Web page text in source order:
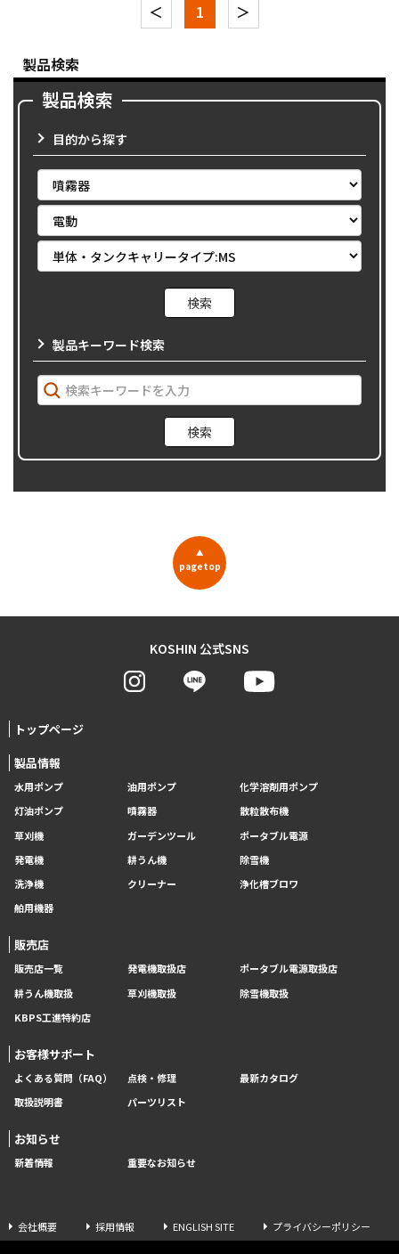
＜ 1 ＞
製品検索
製品検索
目的から探す
製品キーワード検索
▲
pagetop
KOSHIN 公式SNS
トップページ
製品情報
水用ポンプ 油用ポンプ
化学溶剤用ポンプ
灯油ポンプ
噴霧器
散粒散布機
草刈機
ガーデンツール
ポータブル電源
発電機
耕うん機
除雪機
洗浄機
クリーナー
浄化槽ブロワ
舶用機器
販売店
販売店一覧 発電機取扱店
ポータブル電源取扱店
耕うん機取扱
草刈機取扱
除雪機取扱
KBPS工進特約店
お客様サポート
よくある質問（FAQ） 点検・修理
最新カタログ
取扱説明書
パーツリスト
お知らせ
新着情報 重要なお知らせ
会社概要 採用情報 ENGLISH SITE プライバシーポリシー